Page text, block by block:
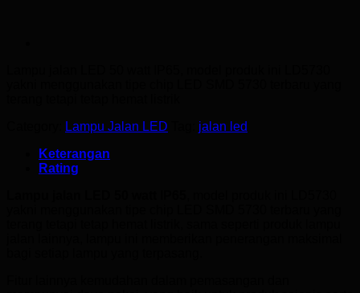
Lampu Jalan LED
jalan led
Keterangan
Rating